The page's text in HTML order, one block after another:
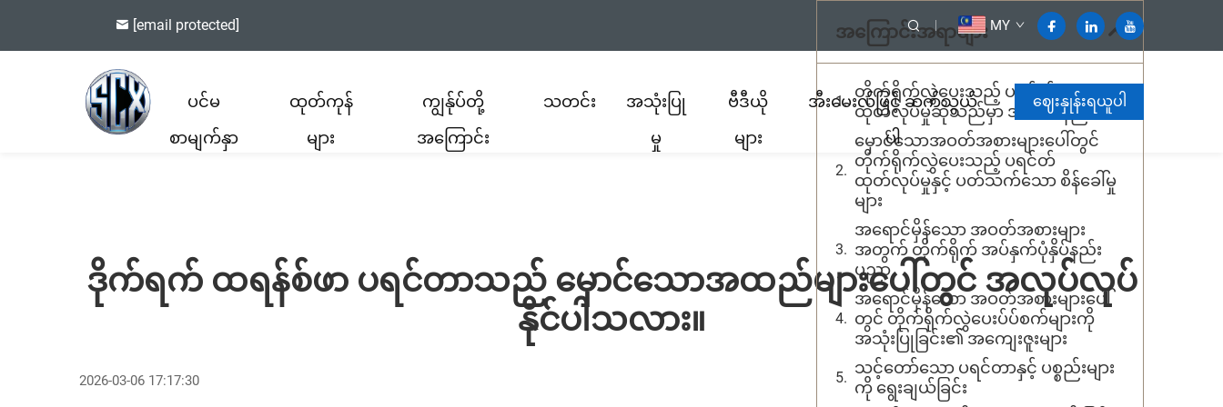
[email protected] MY
ပင်မ
စာမျက်နှာ
ထုတ်ကုန်
များ
ကျွန်ုပ်တို့
အကြောင်း
သတင်း
အသုံးပြု
မှု
ဗီဒီယို
များ
အီးမေးလ်ဖြင့် ဆက်သွယ်
ပါ
ဈေးနှုန်းရယူပါ
ဒိုက်ရက် ထရန်စ်ဖာ ပရင်တာသည် မှောင်သောအထည်များပေါ်တွင် အလုပ်လုပ်
နိုင်ပါသလား။
2026-03-06 17:17:30
အကြောင်းအရာများ
တိုက်ရိုက်လွှဲပေးသည့် ပရင်တ်
ထုတ်လုပ်မှုဆိုသည်မှာ အဘယ်နည်း။
မှောင်သောအဝတ်အစားများပေါ်တွင်
တိုက်ရိုက်လွှဲပေးသည့် ပရင်တ်
ထုတ်လုပ်မှုနှင့် ပတ်သက်သော စိန်ခေါ်မှု
များ
အရောင်မှိန်သော အဝတ်အစားများ
အတွက် တိုက်ရိုက် အပ်နှက်ပုံနှိပ်နည်း
ပညာ
အရောင်မှိန်သော အဝတ်အစားများပေါ်
တွင် တိုက်ရိုက်လွှဲပေးပ်ပ်စက်များကို
အသုံးပြုခြင်း၏ အကျေးဇူးများ
သင့်တော်သော ပရင်တာနှင့် ပစ္စည်းများ
ကို ရွေးချယ်ခြင်း